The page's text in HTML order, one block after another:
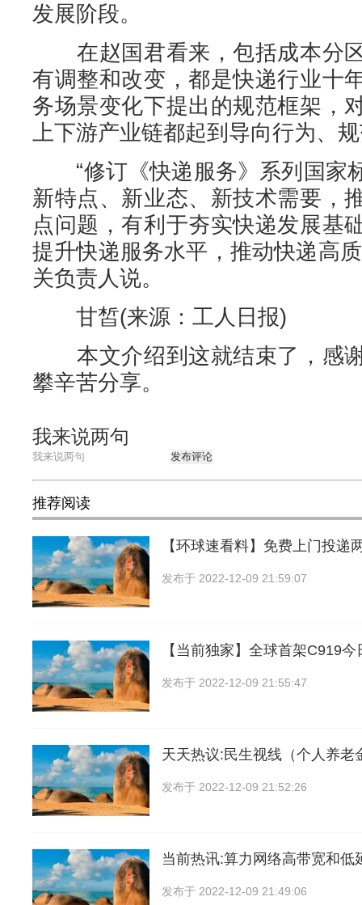
发展阶段。
在赵国君看来，包括成本分
有调整和改变，都是快递行业十
务场景变化下提出的规范框架，
上下游产业链都起到导向行为、
“修订《快递服务》系列国家
新特点、新业态、新技术需要，
点问题，有利于夯实快递发展基
提升快递服务水平，推动快递高
关负责人说。
甘皙(来源：工人日报)
本文介绍到这就结束了，感
攀辛苦分享。
我来说两句
发布评论
推荐阅读
【环球速看料】免费上门投递
发布于 2022-12-09 21:59:07
【当前独家】全球首架C919
发布于 2022-12-09 21:55:47
天天热议:民生视线（个人养老
发布于 2022-12-09 21:52:26
当前热讯:算力网络高带宽和低
发布于 2022-12-09 21:49:06